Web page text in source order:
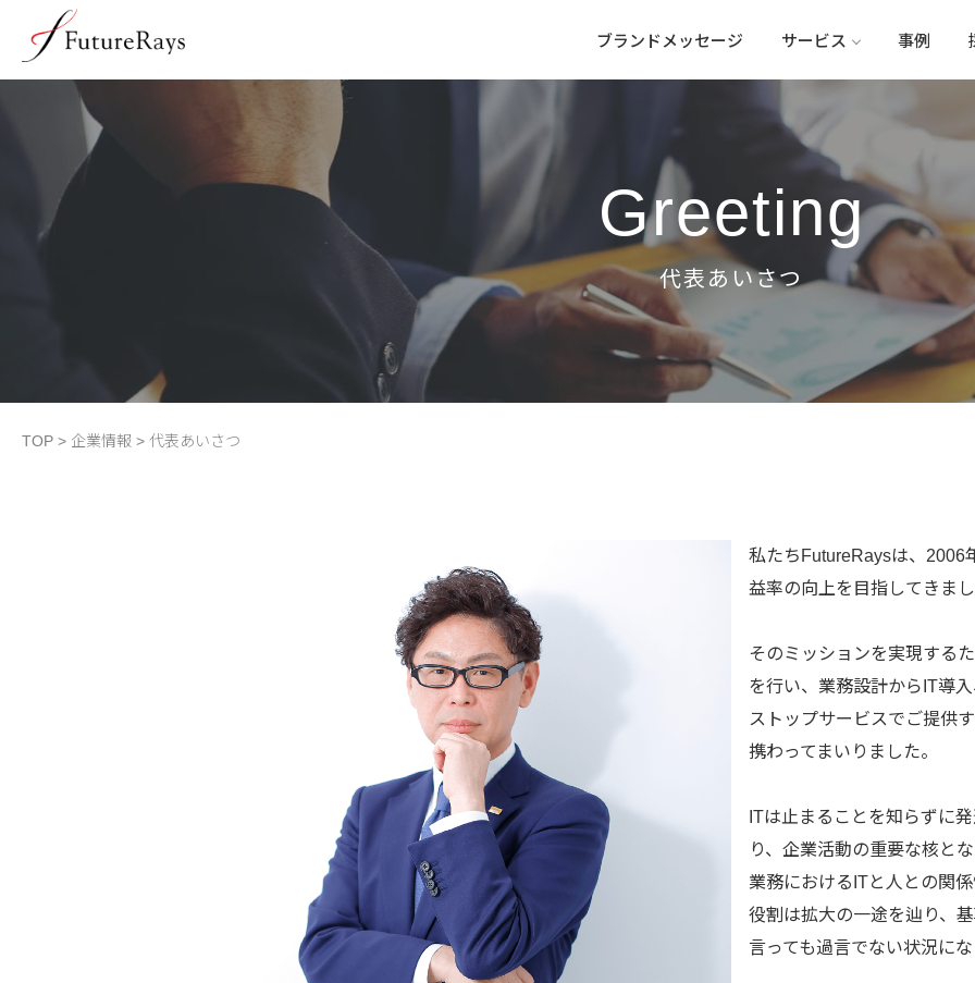
ブランドメッセージ サービス 事例
Greeting
TOP > 企業情報 > 代表あいさつ
私たちFutureRaysは、2006
益率の向上を目指してきまし
そのミッションを実現する
を行い、業務設計からIT導
ストップサービスでご提供
携わってまいりました。
ITは止まることを知らずに
り、企業活動の重要な核と
業務におけるITと人との関
役割は拡大の一途を辿り、
言っても過言でない状況にな